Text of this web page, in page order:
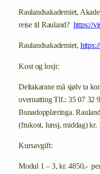
Raulandsakademiet,
reise til Rauland? https://
Raulandsakademiet,
Kost og losji:
Deltakarane må sjølv ta
overnatting Tlf.: 35 07 32
Bunadopplæringa.
(frukost, lunsj, middag) kr.
Kursavgift:
Modul 1 – 3, kr. 4850,-